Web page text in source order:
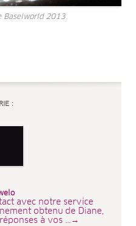
Baselworld 2013
:
avec notre service
obtenu de Diane,
à vos ...→